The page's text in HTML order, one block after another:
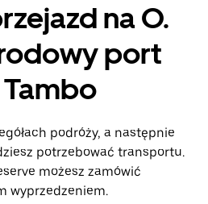
na O.
port
podróży, a następnie
potrzebować transportu.
możesz zamówić
wyprzedzeniem.